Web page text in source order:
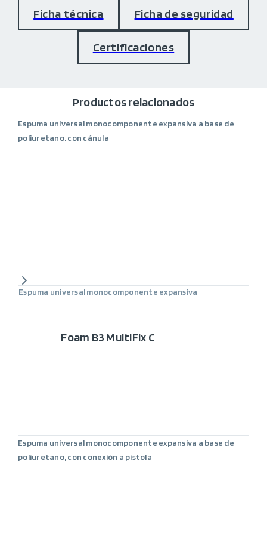
Ficha técnica
Ficha de seguridad
Certificaciones
Productos relacionados
Espuma universal monocomponente expansiva a base de
poliuretano, con cánula
Espuma universal monocomponente expansiva
Foam B3 MultiFix C
Espuma universal monocomponente expansiva a base de
poliuretano, con conexión a pistola